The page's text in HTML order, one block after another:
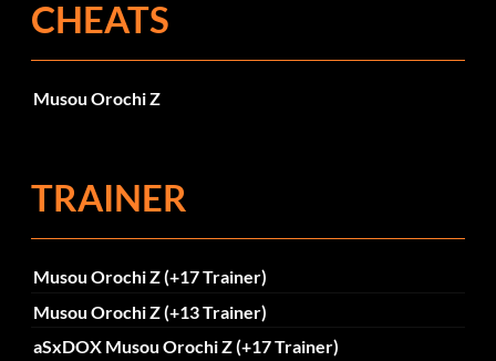
CHEATS
Musou Orochi Z
TRAINER
Musou Orochi Z (+17 Trainer)
Musou Orochi Z (+13 Trainer)
aSxDOX Musou Orochi Z (+17 Trainer)